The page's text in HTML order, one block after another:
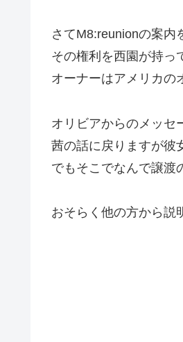
さてM8:reunionの案内
その権利を西園が持っ
オーナーはアメリカの
オリビアからのメッセ
茜の話に戻りますが彼
でもそこでなんで譲渡
おそらく他の方から説